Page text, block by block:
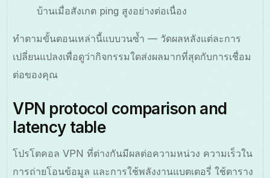
บ้านเมื่อสังเกต ping สูงอย่างต่อเนื่อง
ทำตามขั้นตอนเหล่านี้แบบวนซ้ำ — วัดผลหลังแต่ละการ
เปลี่ยนแปลงเพื่อดูว่ากิจกรรมใดส่งผลมากที่สุดกับการเชื่อม
ต่อของคุณ
VPN protocol comparison and
latency table
โปรโตคอล VPN ที่ต่างกันมีผลต่อความหน่วง ความเร็วใน
การถ่ายโอนข้อมูล และการใช้พลังงานแบตเตอรี่ ใช้ตาราง